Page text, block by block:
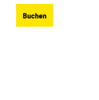
Buchen